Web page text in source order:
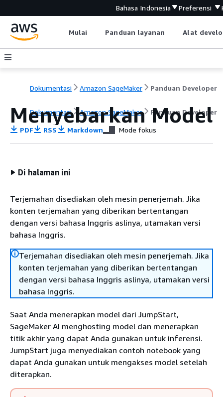
Bahasa Indonesia Preferensi
Mulai Panduan layanan Alat
Dokumentasi Amazon SageMaker Panduan Developer
Dokumentasi Amazon SageMaker Panduan Developer
Menyebarkan Model
PDF RSS Markdown Mode fokus
Di halaman ini
Terjemahan disediakan oleh mesin penerjemah. Jika
konten terjemahan yang diberikan bertentangan
dengan versi bahasa Inggris aslinya, utamakan versi
bahasa Inggris.
Terjemahan disediakan oleh mesin penerjemah. Jika
konten terjemahan yang diberikan bertentangan
dengan versi bahasa Inggris aslinya, utamakan versi
bahasa Inggris.
Saat Anda menerapkan model dari JumpStart,
SageMaker AI menghosting model dan menerapkan
titik akhir yang dapat Anda gunakan untuk inferensi.
JumpStart juga menyediakan contoh notebook yang
dapat Anda gunakan untuk mengakses model setelah
diterapkan.